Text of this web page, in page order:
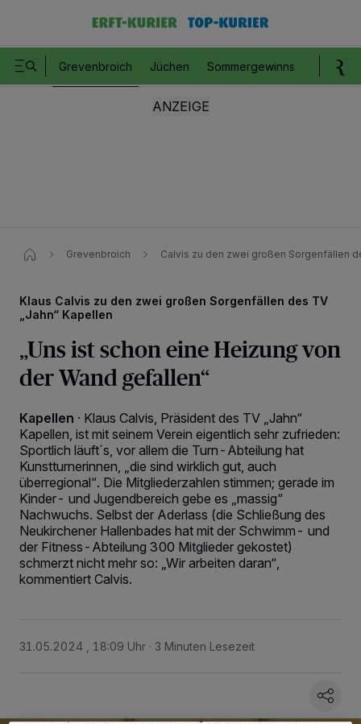
Grevenbroich Jüchen Sommergewinnspiel
Grevenbroich Calvis zu den zwei großen Sorgenfällen
Klaus Calvis zu den zwei großen Sorgenfällen des TV
„Jahn“ Kapellen
„Uns ist schon eine Heizung von
der Wand gefallen“
Kapellen · Klaus Calvis, Präsident des TV „Jahn“
Kapellen, ist mit seinem Verein eigentlich sehr zufrieden:
Sportlich läuft´s, vor allem die Turn-Abteilung hat
Kunstturnerinnen, „die sind wirklich gut, auch
überregional“. Die Mitgliederzahlen stimmen; gerade im
Kinder- und Jugendbereich gebe es „massig“
Nachwuchs. Selbst der Aderlass (die Schließung des
Neukirchener Hallenbades hat mit der Schwimm- und
der Fitness-Abteilung 300 Mitglieder gekostet)
schmerzt nicht mehr so: „Wir arbeiten daran“,
kommentiert Calvis.
31.05.2024 , 18:09 Uhr 3 Minuten Lesezeit
wie Browserdaten oder eindeutige Kennungen auf Ihrem Gerät zu. Durch Auswahl
möglicherweise nicht mehr so relevant für Sie. Sie können dieses Menü jederzeit
widerrufen, indem Sie auf den Link Einstellungen oder Ablehnen am unteren